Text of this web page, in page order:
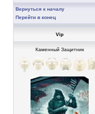
Вернуться к началу
Перейти в конец
Vip
Каменный Защитник